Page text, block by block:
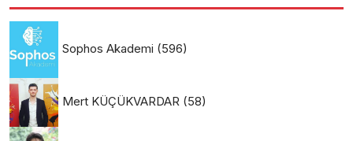
Sophos Akademi (596)
Mert KÜÇÜKVARDAR (58)